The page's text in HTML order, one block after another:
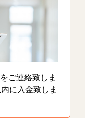
ご連絡致しま
に入金致しま